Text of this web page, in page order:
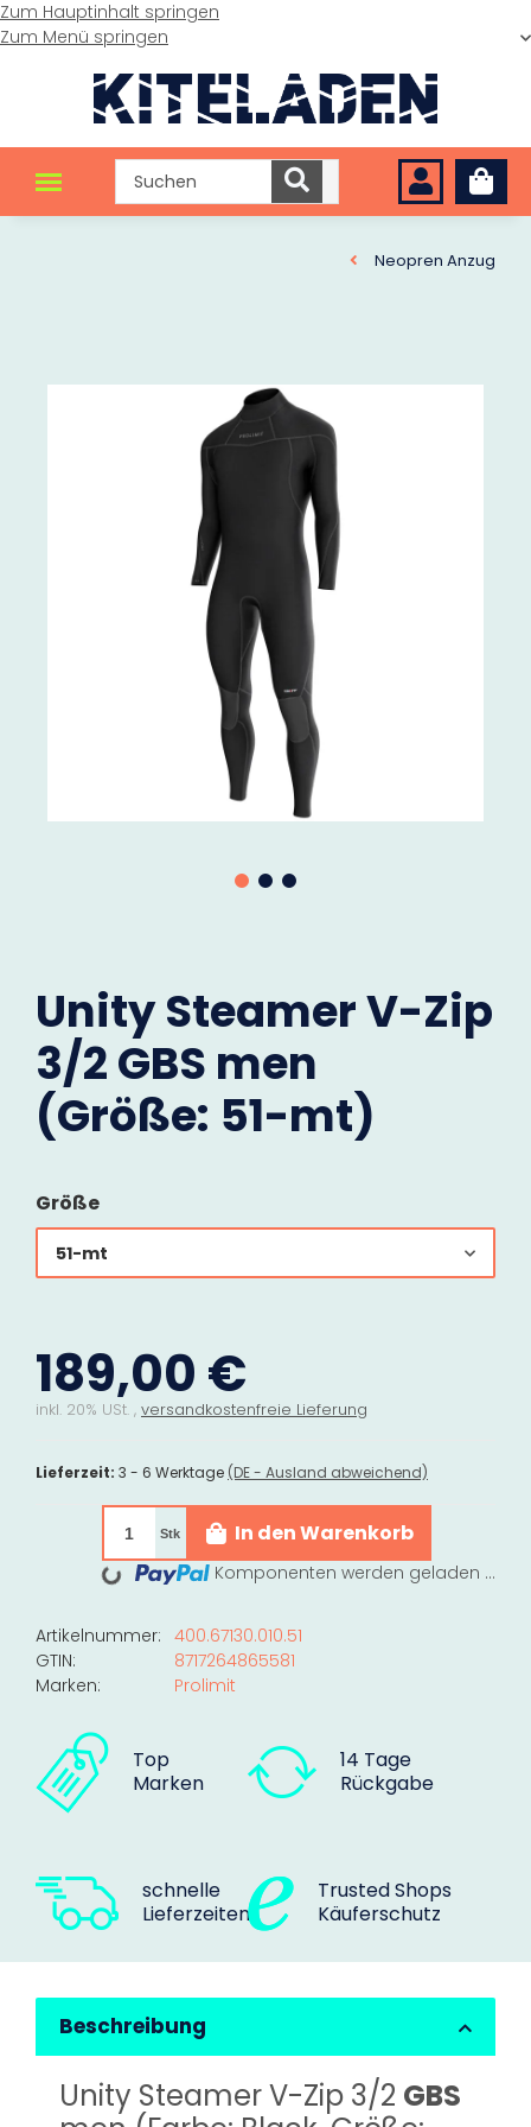
Zum Hauptinhalt springen
Zum Menü springen
Neopren Anzug
Unity Steamer V-Zip
3/2 GBS men
(Größe: 51-mt)
Größe
51-mt
189,00 €
inkl. 20% USt. , versandkostenfreie Lieferung
Lieferzeit: 3 - 6 Werktage (DE - Ausland abweichend)
Stk In den Warenkorb
Loading... Komponenten werden geladen ...
Artikelnummer: 400.67130.010.51
GTIN:
8717264865581
Marken:
Prolimit
Top
Marken
14 Tage
Rückgabe
schnelle
Lieferzeiten
Trusted Shops
Käuferschutz
Beschreibung
Unity Steamer V-Zip 3/2 GBS